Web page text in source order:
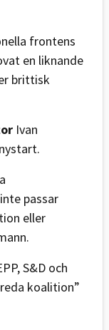
frontens
en liknande
brittisk
Ivan
passar
eller
S&D och
koalition”